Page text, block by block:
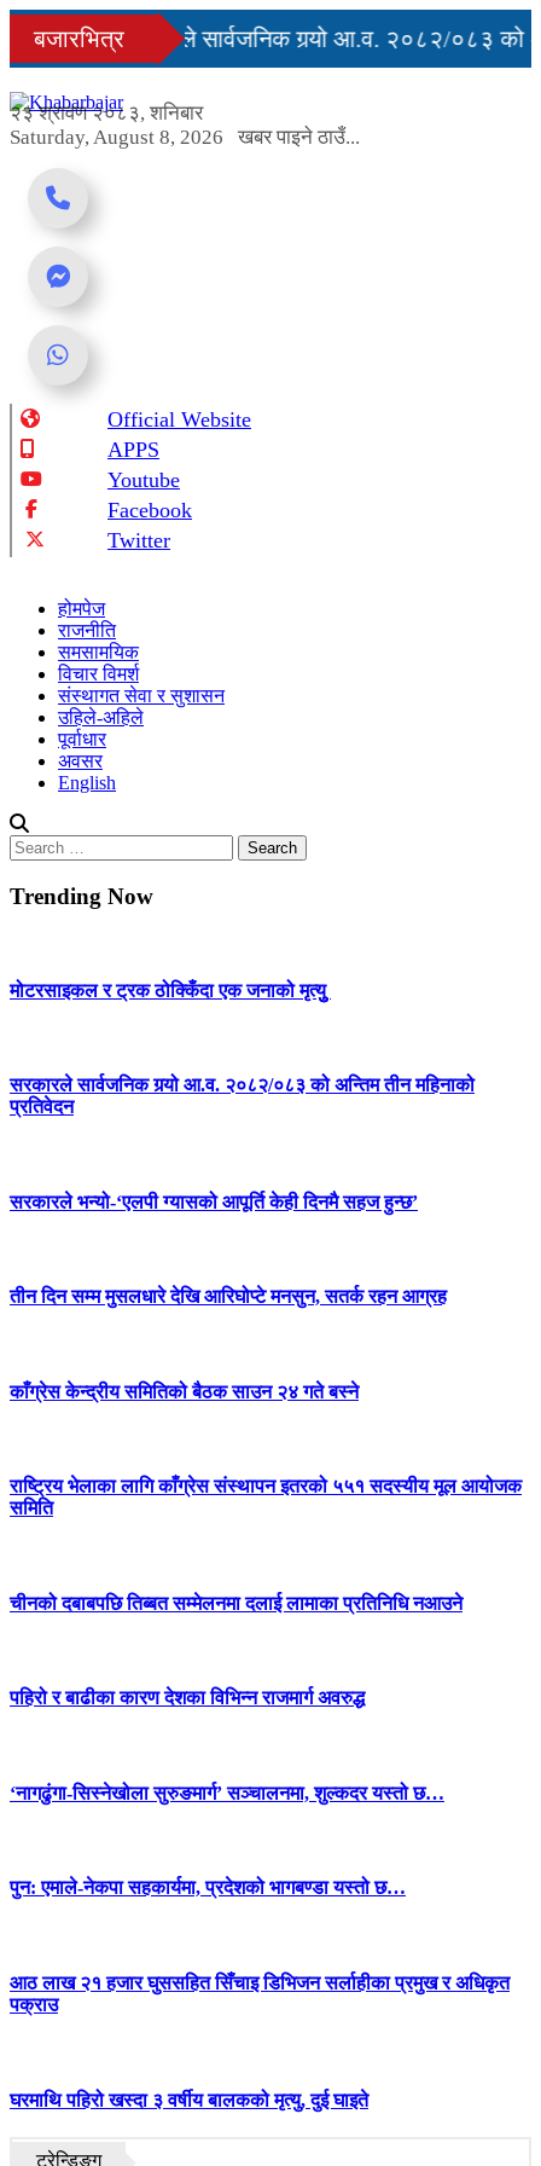
Skip
content
बजारभित्र
मृत्युु
सरकारले सार्वजनिक गर्‍यो आ.व. २०८२/०८३ को
२३ श्रावण २०८३, शनिबार
Saturday, August 8, 2026
खबर पाइने ठाउँ...
Online News Portal
Official Website
APPS
Youtube
Facebook
Twitter
होमपेज
राजनीति
समसामयिक
विचार विमर्श
संस्थागत सेवा र सुशासन
उहिले-अहिले
पूर्वाधार
अवसर
English
Search
for:
Trending Now
मोटरसाइकल र ट्रक ठोक्किँदा एक जनाको मृत्युु
सरकारले सार्वजनिक गर्‍यो आ.व. २०८२/०८३ को अन्तिम तीन महिनाको
प्रतिवेदन
सरकारले भन्यो-‘एलपी ग्यासको आपूर्ति केही दिनमै सहज हुन्छ’
तीन दिन सम्म मुसलधारे देखि आरिघोप्टे मनसुन, सतर्क रहन आग्रह
काँग्रेस केन्द्रीय समितिको बैठक साउन २४ गते बस्ने
राष्ट्रिय भेलाका लागि काँग्रेस संस्थापन इतरको ५५१ सदस्यीय मूल आयोजक
समिति
चीनको दबाबपछि तिब्बत सम्मेलनमा दलाई लामाका प्रतिनिधि नआउने
पहिरो र बाढीका कारण देशका विभिन्न राजमार्ग अवरुद्ध
‘नागढुंगा-सिस्नेखोला सुरुङमार्ग’ सञ्चालनमा, शुल्कदर यस्तो छ…
पुन: एमाले-नेकपा सहकार्यमा, प्रदेशको भागबण्डा यस्तो छ…
आठ लाख २१ हजार घुससहित सिँचाइ डिभिजन सर्लाहीका प्रमुख र अधिकृत
पक्राउ
घरमाथि पहिरो खस्दा ३ वर्षीय बालकको मृत्यु, दुई घाइते
ट्रेन्डिङ्ग